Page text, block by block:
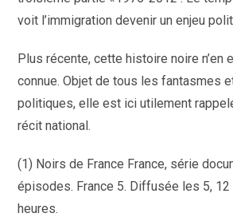
voit l’immigration devenir un enjeu
Plus récente, cette histoire noire n’en
connue. Objet de tous les fantasmes
politiques, elle est ici utilement
récit national.
(1) Noirs de France France, série
épisodes. France 5. Diffusée les 5,
heures.